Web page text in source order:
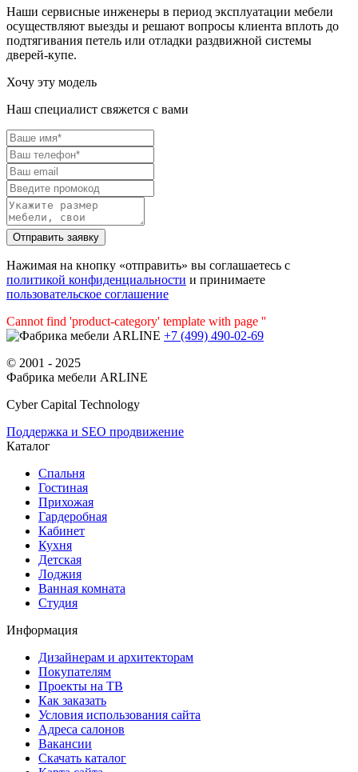
Наши сервисные инженеры в период эксплуатации мебели
осуществляют выезды и решают вопросы клиента вплоть до
подтягивания петель или отладки раздвижной системы
дверей-купе.
Хочу эту модель
Наш специалист свяжется с вами
Нажимая на кнопку «отправить» вы соглашаетесь с
политикой конфиденциальности и принимаете
пользовательское соглашение
Cannot find 'product-category' template with page ''
+7 (499) 490-02-69
© 2001 - 2025
Фабрика мебели ARLINE
Cyber Capital Technology
Поддержка и SEO продвижение
Каталог
Спальня
Гостиная
Прихожая
Гардеробная
Кабинет
Кухня
Детская
Лоджия
Ванная комната
Студия
Информация
Дизайнерам и архитекторам
Покупателям
Проекты на ТВ
Как заказать
Условия использования сайта
Адреса салонов
Вакансии
Скачать каталог